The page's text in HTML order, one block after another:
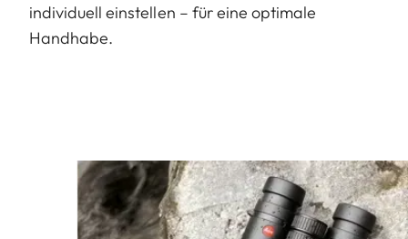
individuell einstellen – für eine optimale
Handhabe.